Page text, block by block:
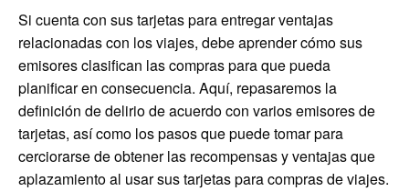
Si cuenta con sus tarjetas para entregar ventajas
relacionadas con los viajes, debe aprender cómo sus
emisores clasifican las compras para que pueda
planificar en consecuencia. Aquí, repasaremos la
definición de delirio de acuerdo con varios emisores de
tarjetas, así como los pasos que puede tomar para
cerciorarse de obtener las recompensas y ventajas que
aplazamiento al usar sus tarjetas para compras de viajes.